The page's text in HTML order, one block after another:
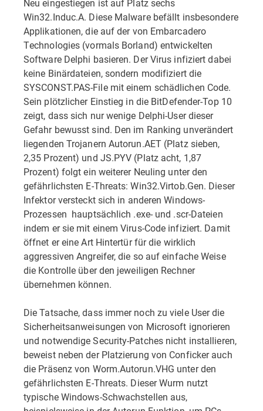
Neu eingestiegen ist auf Platz sechs
Win32.Induc.A. Diese Malware befällt insbesondere
Applikationen, die auf der von Embarcadero
Technologies (vormals Borland) entwickelten
Software Delphi basieren. Der Virus infiziert dabei
keine Binärdateien, sondern modifiziert die
SYSCONST.PAS-File mit einem schädlichen Code.
Sein plötzlicher Einstieg in die BitDefender-Top 10
zeigt, dass sich nur wenige Delphi-User dieser
Gefahr bewusst sind. Den im Ranking unverändert
liegenden Trojanern Autorun.AET (Platz sieben,
2,35 Prozent) und JS.PYV (Platz acht, 1,87
Prozent) folgt ein weiterer Neuling unter den
gefährlichsten E-Threats: Win32.Virtob.Gen. Dieser
Infektor versteckt sich in anderen Windows-
Prozessen  hauptsächlich .exe- und .scr-Dateien 
indem er sie mit einem Virus-Code infiziert. Damit
öffnet er eine Art Hintertür für die wirklich
aggressiven Angreifer, die so auf einfache Weise
die Kontrolle über den jeweiligen Rechner
übernehmen können.
Die Tatsache, dass immer noch zu viele User die
Sicherheitsanweisungen von Microsoft ignorieren
und notwendige Security-Patches nicht installieren,
beweist neben der Platzierung von Conficker auch
die Präsenz von Worm.Autorun.VHG unter den
gefährlichsten E-Threats. Dieser Wurm nutzt
typische Windows-Schwachstellen aus,